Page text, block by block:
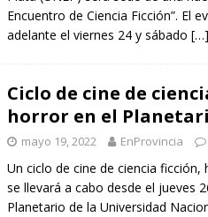
Encuentro de Ciencia Ficción”. El
adelante el viernes 24 y sábado […]
Ciclo de cine de
horror en el
mayo 19, 2022 EnProvincia
Un ciclo de cine de ciencia
se llevará a cabo desde el jueves
Planetario de la Universidad